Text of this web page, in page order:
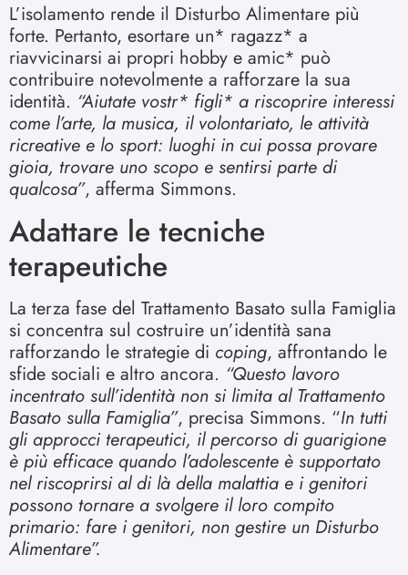
L’isolamento rende il Disturbo Alimentare più
forte. Pertanto, esortare un* ragazz* a
riavvicinarsi ai propri hobby e amic* può
contribuire notevolmente a rafforzare la sua
identità. “Aiutate vostr* figli* a riscoprire interessi
come l’arte, la musica, il volontariato, le attività
ricreative e lo sport: luoghi in cui possa provare
gioia, trovare uno scopo e sentirsi parte di
qualcosa”, afferma Simmons.
Adattare le tecniche
terapeutiche
La terza fase del Trattamento Basato sulla Famiglia
si concentra sul costruire un’identità sana
rafforzando le strategie di coping, affrontando le
sfide sociali e altro ancora. “Questo lavoro
incentrato sull’identità non si limita al Trattamento
Basato sulla Famiglia”, precisa Simmons. “In tutti
gli approcci terapeutici, il percorso di guarigione
è più efficace quando l’adolescente è supportato
nel riscoprirsi al di là della malattia e i genitori
possono tornare a svolgere il loro compito
primario: fare i genitori, non gestire un Disturbo
Alimentare”.